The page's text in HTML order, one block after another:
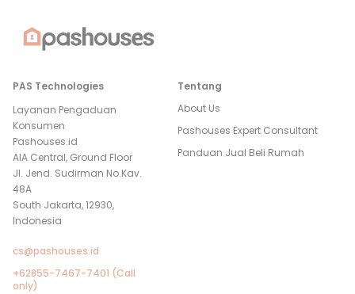
PAS Technologies
Layanan Pengaduan
Konsumen
Pashouses.id
AIA Central, Ground Floor
Jl. Jend. Sudirman No.Kav.
48A
South Jakarta, 12930,
Indonesia
cs@pashouses.id
+62855-7467-7401 (Call
only)
Tentang
About Us
Pashouses Expert Consultant
Panduan Jual Beli Rumah